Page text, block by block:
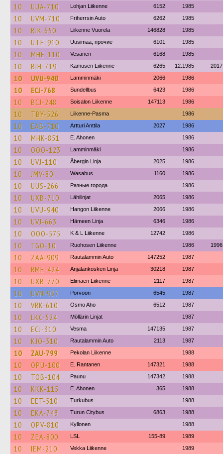
10 UUA-710 Lohjan Liikenne 6152 1985
10 UVM-710 Friherrsin Auto 6262 1985
10 RJK-650 Liikenne Vuorela 146828 1985
10 UTE-910 Uusimaa, прочие 6101 1985
10 MHE-110 Vesanen 6168 1985
10 BIH-719 Kamusen Liikenne 6265 12.1985 2017
10 UVU-940 Lamminmäki 2066 1986
10 ECJ-768 Sundellbus 6423 1986
10 BCJ-248 Soisalon Liikenne 147113 1986
10 TBY-526 Liikenne-Pasma 1986
10 EAB-710 Artturi Anttila 2027 1986
10 MHK-851 E. Ahonen 1986
10 OOO-123 Lamminmäki 1986
10 UVJ-110 Åbergin Linja 2025 1986
10 JMV-80 Wasabus 1160 1986
10 UUS-266 Разные города 1986
10 UXB-710 Lähilinjat 2065 1986
10 UVU-940 Hangon Liikenne 2066 1986
10 UVJ-663 Hämeen Linja 6346 1986
10 OOO-575 K & L Liikenne 12742 1986
10 TGO-10 Ruohosen Liikenne 1986 1996
10 ZAA-909 Rautalammin Auto 147252 1987
10 RME-424 Anjalankosken Linja 30218 1987
10 UXB-770 Elimäen Liikenne 2117 1987
10 UVN-937 Porvoon 6545 1987
10 VRK-610 Osmo Aho 6512 1987
10 LKC-524 Möllärin Linjat 1987
10 ECJ-310 Vesma 147135 1987
10 KJO-310 Rautalammin Auto 2113 1987
10 ZAU-799 Pekolan Liikenne 1988
10 OPU-100 E. Rantanen 147321 1988
10 TOB-104 Paunu 147342 1988
10 KKK-115 E. Ahonen 365 1988
10 EET-510 Turkubus 1988
10 EKA-743 Turun Citybus 6863 1988
10 OPV-810 Kyllonen 1988
10 ZEA-800 LSL 155-89 1989
10 IEM-210 Vekka Liikenne 1989